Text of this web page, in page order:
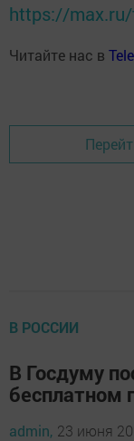
https://
Читайте нас в
В РОССИИ
В Госдуму
бесплатном
admin, 23 июня